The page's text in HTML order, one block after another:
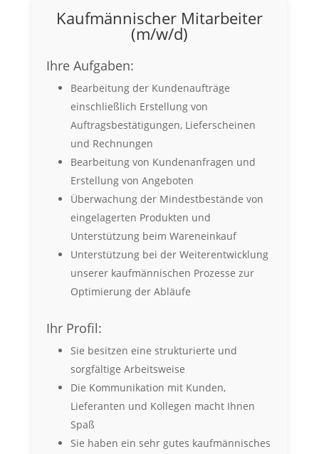
Kaufmännischer Mitarbeiter
(m/w/d)
Ihre Aufgaben:
Bearbeitung der Kundenaufträge
einschließlich Erstellung von
Auftragsbestätigungen, Lieferscheinen
und Rechnungen
Bearbeitung von Kundenanfragen und
Erstellung von Angeboten
Überwachung der Mindestbestände von
eingelagerten Produkten und
Unterstützung beim Wareneinkauf
Unterstützung bei der Weiterentwicklung
unserer kaufmännischen Prozesse zur
Optimierung der Abläufe
Ihr Profil:
Sie besitzen eine strukturierte und
sorgfältige Arbeitsweise
Die Kommunikation mit Kunden,
Lieferanten und Kollegen macht Ihnen
Spaß
Sie haben ein sehr gutes kaufmännisches